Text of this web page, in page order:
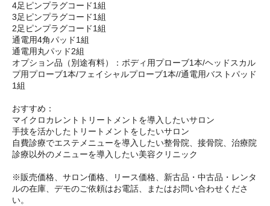
4足ピンプラグコード1組
3足ピンプラグコード1組
2足ピンプラグコード1組
通電用4角パッド1組
通電用丸パッド2組
オプション品（別途有料）：ボディ用プローブ1本/ヘッドスカル
プ用プローブ1本/フェイシャルプローブ1本//通電用バストパッド
1組
おすすめ：
マイクロカレントトリートメントを導入したいサロン
手技を活かしたトリートメントをしたいサロン
自費診療でエステメニューを導入したい整骨院、接骨院、治療院
診療以外のメニューを導入したい美容クリニック
※販売価格、サロン価格、リース価格、新古品・中古品・レンタ
ルの在庫、デモのご依頼はお電話、またはお問い合わせくださ
い。